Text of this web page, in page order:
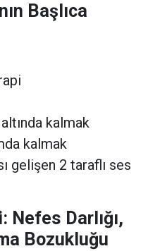
Başlıca
kalmak
kalmak
gelişen 2 taraflı ses
Nefes Darlığı,
Bozukluğu